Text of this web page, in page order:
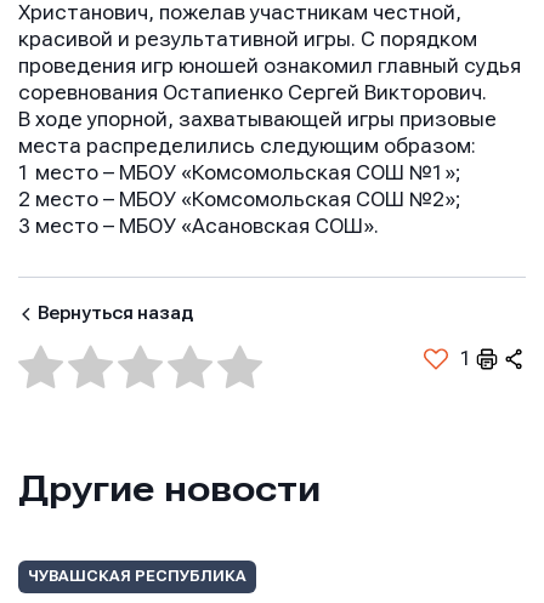
Христанович, пожелав участникам честной,
красивой и результативной игры. С порядком
проведения игр юношей ознакомил главный судья
соревнования Остапиенко Сергей Викторович.
В ходе упорной, захватывающей игры призовые
места распределились следующим образом:
1 место – МБОУ «Комсомольская СОШ №1»;
2 место – МБОУ «Комсомольская СОШ №2»;
3 место – МБОУ «Асановская СОШ».
Вернуться назад
1
Другие новости
ЧУВАШСКАЯ РЕСПУБЛИКА
Имя
Телефон
Имя
Телефон
Имя
Телефон
Сообщение